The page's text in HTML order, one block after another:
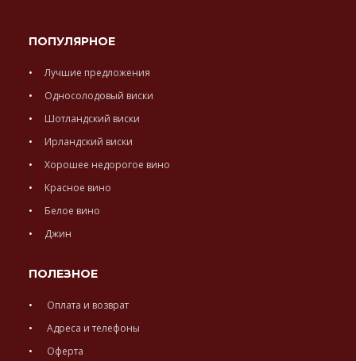
ПОПУЛЯРНОЕ
Лучшие предложения
Односолодовый виски
Шотландский виски
Ирландский виски
Хорошее недорогое вино
Красное вино
Белое вино
Джин
ПОЛЕЗНОЕ
Оплата и возврат
Адреса и телефоны
Оферта